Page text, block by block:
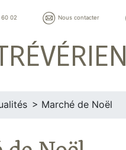
TRÉVÉRIEN
02 Nous contacter
Marché de Noël